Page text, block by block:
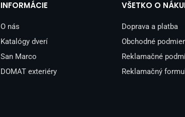
INFORMÁCIE
O nás
Katalógy dverí
San Marco
DOMAT exteriéry
VŠETKO O
Doprava a platba
Obchodné
Reklamačné
Reklamačný